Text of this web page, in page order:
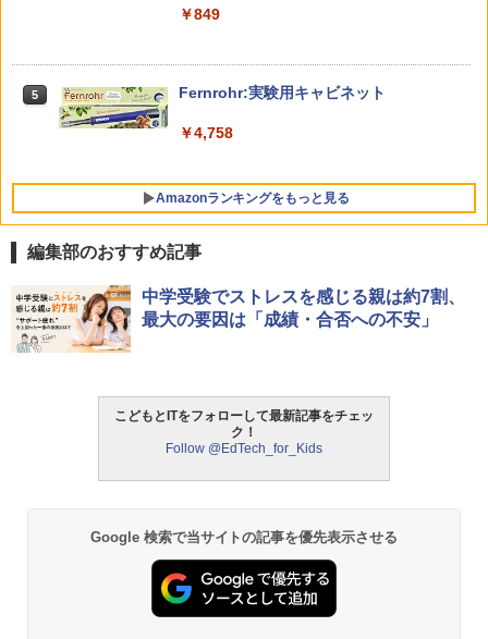
向山洋一の系譜、その先へ 授業の腕を磨
￥2,750
￥2,959
5
Amazon Fire HD 10 キッズプロ (10イン
対象年齢6歳から 数千点のキッズコンテ
￥26,980
ット図鑑 (サンクチュアリ出版)
￥849
5 Fernrohr:実験用キャビネット
￥4,758
Amazonランキングをもっと見る
編集部のおすすめ記事
中学受験でストレスを感じる親は約7割、
最大の要因は「成績・合否への不安」
こどもとITをフォローして最新記事をチェッ
ク！
Follow @EdTech_for_Kids
Google 検索で当サイトの記事を優先表示させる